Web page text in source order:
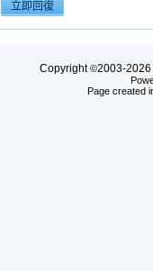
Copyright©2003-2026
Page created